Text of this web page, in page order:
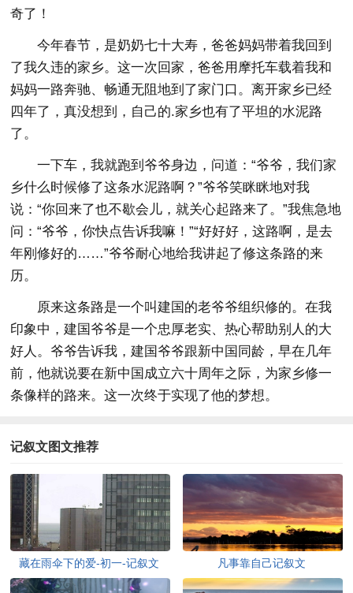
奇了！
今年春节，是奶奶七十大寿，爸爸妈妈带着我回到
了我久违的家乡。这一次回家，爸爸用摩托车载着我和
妈妈一路奔驰、畅通无阻地到了家门口。离开家乡已经
四年了，真没想到，自己的.家乡也有了平坦的水泥路
了。
一下车，我就跑到爷爷身边，问道：“爷爷，我们家
乡什么时候修了这条水泥路啊？”爷爷笑眯眯地对我
说：“你回来了也不歇会儿，就关心起路来了。”我焦急地
问：“爷爷，你快点告诉我嘛！”“好好好，这路啊，是去
年刚修好的……”爷爷耐心地给我讲起了修这条路的来
历。
原来这条路是一个叫建国的老爷爷组织修的。在我
印象中，建国爷爷是一个忠厚老实、热心帮助别人的大
好人。爷爷告诉我，建国爷爷跟新中国同龄，早在几年
前，他就说要在新中国成立六十周年之际，为家乡修一
条像样的路来。这一次终于实现了他的梦想。
记叙文图文推荐
藏在雨伞下的爱-初一-记叙文 凡事靠自己记叙文